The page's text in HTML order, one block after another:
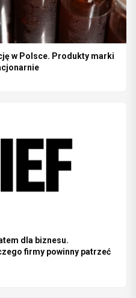
w Polsce. Produkty marki
dla biznesu.
firmy powinny patrzeć